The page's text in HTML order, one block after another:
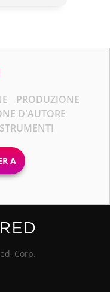
PRODUZIONE
D'AUTORE
STRUMENTI
A
Corp.